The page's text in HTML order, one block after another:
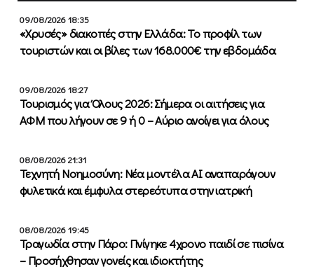
09/08/2026 18:35
«Χρυσές» διακοπές στην Ελλάδα: Το προφίλ των
τουριστών και οι βίλες των 168.000€ την εβδομάδα
09/08/2026 18:27
Τουρισμός για Όλους 2026: Σήμερα οι αιτήσεις για
ΑΦΜ που λήγουν σε 9 ή 0 – Αύριο ανοίγει για όλους
08/08/2026 21:31
Τεχνητή Νοημοσύνη: Νέα μοντέλα ΑΙ αναπαράγουν
φυλετικά και έμφυλα στερεότυπα στην ιατρική
08/08/2026 19:45
Τραγωδία στην Πάρο: Πνίγηκε 4χρονο παιδί σε πισίνα
– Προσήχθησαν γονείς και ιδιοκτήτης